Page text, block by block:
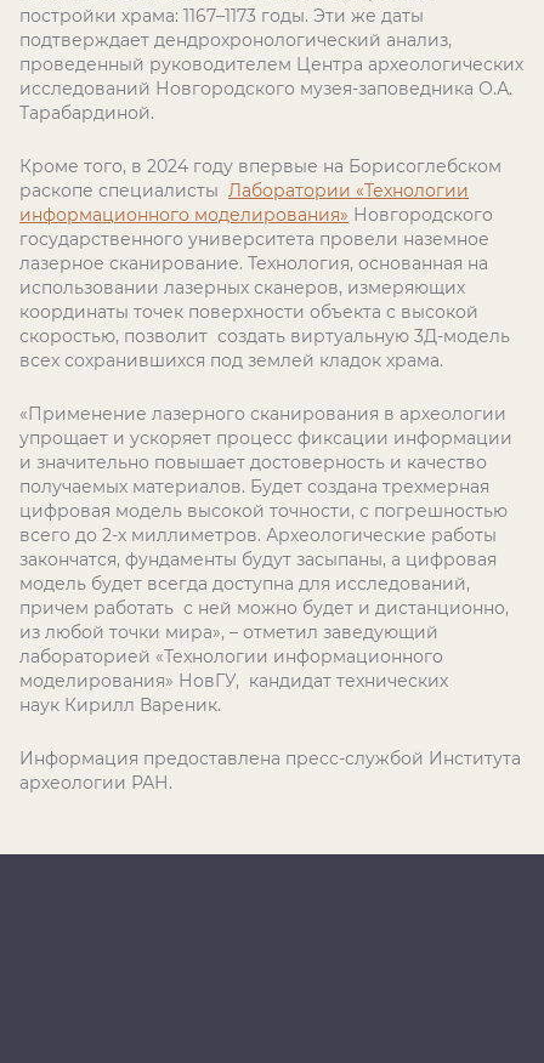
постройки храма: 1167–1173 годы. Эти же даты
подтверждает дендрохронологический анализ,
проведенный руководителем Центра археологических
исследований Новгородского музея-заповедника О.А.
Тарабардиной.
Кроме того, в 2024 году впервые на Борисоглебском
раскопе специалисты Лаборатории «Технологии
информационного моделирования» Новгородского
государственного университета провели наземное
лазерное сканирование. Технология, основанная на
использовании лазерных сканеров, измеряющих
координаты точек поверхности объекта с высокой
скоростью, позволит создать виртуальную 3Д-модель
всех сохранившихся под землей кладок храма.
«Применение лазерного сканирования в археологии
упрощает и ускоряет процесс фиксации информации
и значительно повышает достоверность и качество
получаемых материалов. Будет создана трехмерная
цифровая модель высокой точности, с погрешностью
всего до 2-х миллиметров. Археологические работы
закончатся, фундаменты будут засыпаны, а цифровая
модель будет всегда доступна для исследований,
причем работать с ней можно будет и дистанционно,
из любой точки мира», – отметил заведующий
лабораторией «Технологии информационного
моделирования» НовГУ, кандидат технических
наук Кирилл Вареник.
Информация предоставлена пресс-службой Института
археологии РАН.